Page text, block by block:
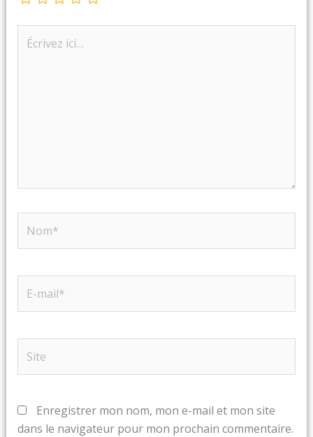
Écrivez
ici…
mail*
Enregistrer mon nom, mon e-mail et mon site
dans le navigateur pour mon prochain commentaire.